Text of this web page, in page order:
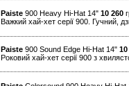
Paiste 900 Heavy Hi-Hat 14" 10 260
Важкий хай-хет серії 900. Гучний,
Paiste 900 Sound Edge Hi-Hat 14" 10
Роковий хай-хет серії 900 з